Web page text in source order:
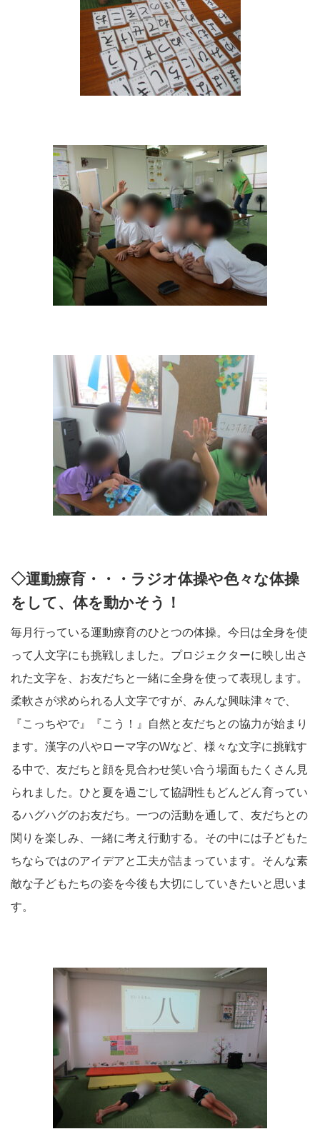
◇運動療育・・・ラジオ体操や色々な体操
をして、体を動かそう！
毎月行っている運動療育のひとつの体操。今日は全身を使
って人文字にも挑戦しました。プロジェクターに映し出さ
れた文字を、お友だちと一緒に全身を使って表現します。
柔軟さが求められる人文字ですが、みんな興味津々で、
『こっちやで』『こう！』自然と友だちとの協力が始まり
ます。漢字の八やローマ字のWなど、様々な文字に挑戦す
る中で、友だちと顔を見合わせ笑い合う場面もたくさん見
られました。ひと夏を過ごして協調性もどんどん育ってい
るハグハグのお友だち。一つの活動を通して、友だちとの
関りを楽しみ、一緒に考え行動する。その中には子どもた
ちならではのアイデアと工夫が詰まっています。そんな素
敵な子どもたちの姿を今後も大切にしていきたいと思いま
す。